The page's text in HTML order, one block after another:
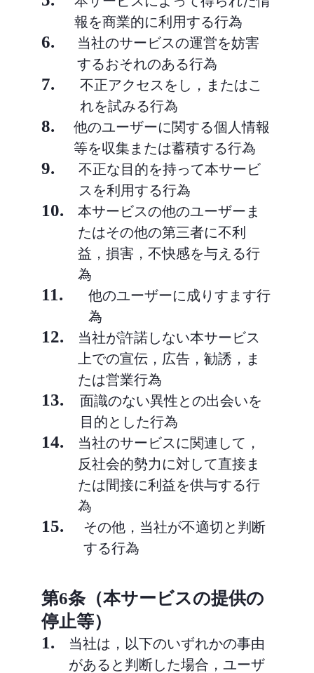
報を商業的に利用する行為
6.
当社のサービスの運営を妨害
するおそれのある行為
7.
不正アクセスをし，またはこ
れを試みる行為
8.
他のユーザーに関する個人情報
等を収集または蓄積する行為
9.
不正な目的を持って本サービ
スを利用する行為
10.
本サービスの他のユーザーま
たはその他の第三者に不利
益，損害，不快感を与える行
為
11.
他のユーザーに成りすます行
為
12.
当社が許諾しない本サービス
上での宣伝，広告，勧誘，ま
たは営業行為
13.
面識のない異性との出会いを
目的とした行為
14.
当社のサービスに関連して，
反社会的勢力に対して直接ま
たは間接に利益を供与する行
為
15.
その他，当社が不適切と判断
する行為
第6条（本サービスの提供の
停止等）
1.
当社は，以下のいずれかの事由
があると判断した場合，ユーザ